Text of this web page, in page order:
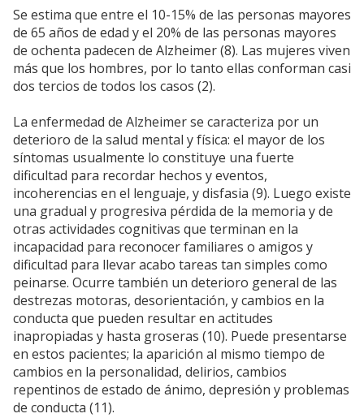
Se estima que entre el 10-15% de las personas mayores
de 65 años de edad y el 20% de las personas mayores
de ochenta padecen de Alzheimer (8). Las mujeres viven
más que los hombres, por lo tanto ellas conforman casi
dos tercios de todos los casos (2).
La enfermedad de Alzheimer se caracteriza por un
deterioro de la salud mental y física: el mayor de los
síntomas usualmente lo constituye una fuerte
dificultad para recordar hechos y eventos,
incoherencias en el lenguaje, y disfasia (9). Luego existe
una gradual y progresiva pérdida de la memoria y de
otras actividades cognitivas que terminan en la
incapacidad para reconocer familiares o amigos y
dificultad para llevar acabo tareas tan simples como
peinarse. Ocurre también un deterioro general de las
destrezas motoras, desorientación, y cambios en la
conducta que pueden resultar en actitudes
inapropiadas y hasta groseras (10). Puede presentarse
en estos pacientes; la aparición al mismo tiempo de
cambios en la personalidad, delirios, cambios
repentinos de estado de ánimo, depresión y problemas
de conducta (11).